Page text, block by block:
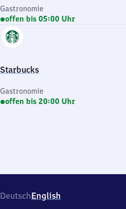
Gastronomie
offen bis 05:00 Uhr
Starbucks
Gastronomie
offen bis 20:00 Uhr
DeutschEnglish